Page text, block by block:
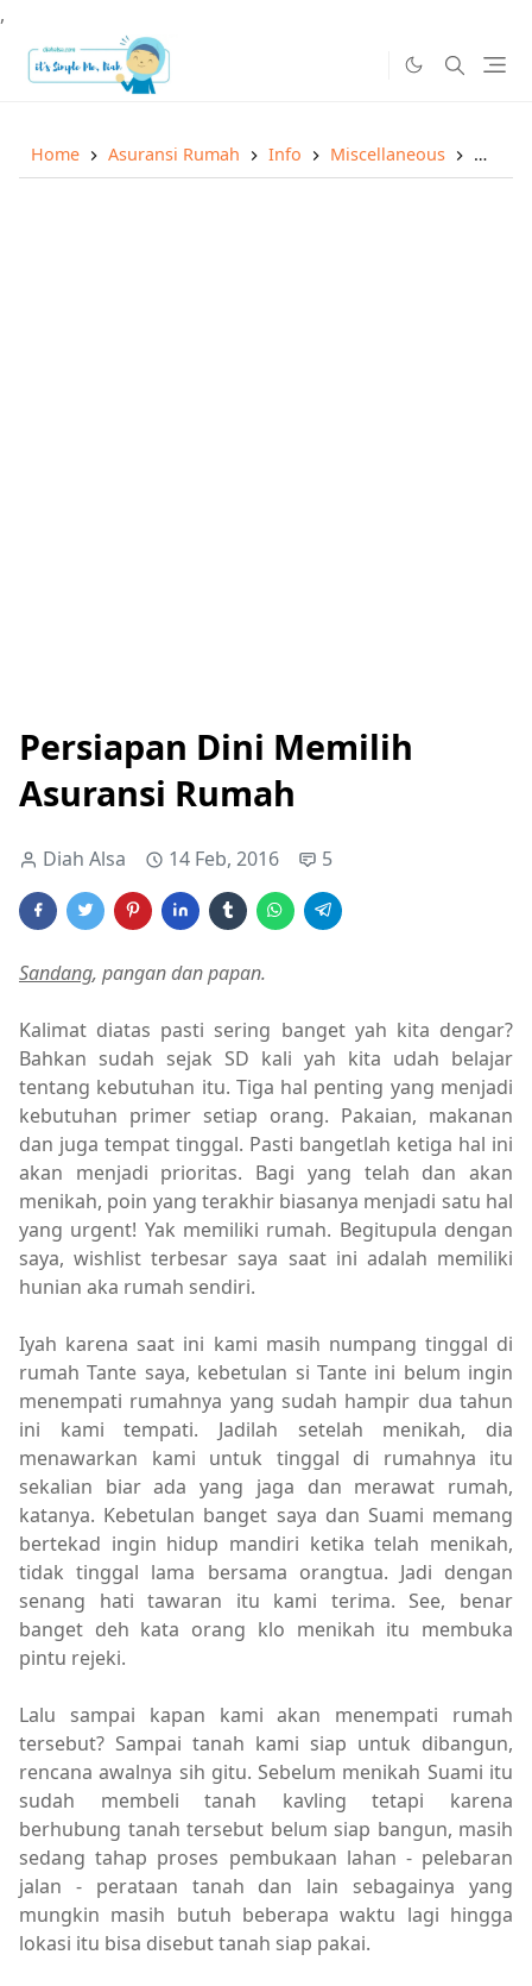
,
Home Asuransi Rumah Info Miscellaneous
Persiapan Dini Memilih
Asuransi Rumah
Diah Alsa 14 Feb, 2016 5
Sandang, pangan dan papan.
Kalimat diatas pasti sering banget yah kita dengar?
Bahkan sudah sejak SD kali yah kita udah belajar
tentang kebutuhan itu. Tiga hal penting yang menjadi
kebutuhan primer setiap orang. Pakaian, makanan
dan juga tempat tinggal. Pasti bangetlah ketiga hal ini
akan menjadi prioritas. Bagi yang telah dan akan
menikah, poin yang terakhir biasanya menjadi satu hal
yang urgent! Yak memiliki rumah. Begitupula dengan
saya, wishlist terbesar saya saat ini adalah memiliki
hunian aka rumah sendiri.
Iyah karena saat ini kami masih numpang tinggal di
rumah Tante saya, kebetulan si Tante ini belum ingin
menempati rumahnya yang sudah hampir dua tahun
ini kami tempati. Jadilah setelah menikah, dia
menawarkan kami untuk tinggal di rumahnya itu
sekalian biar ada yang jaga dan merawat rumah,
katanya. Kebetulan banget saya dan Suami memang
bertekad ingin hidup mandiri ketika telah menikah,
tidak tinggal lama bersama orangtua. Jadi dengan
senang hati tawaran itu kami terima. See, benar
banget deh kata orang klo menikah itu membuka
pintu rejeki.
Lalu sampai kapan kami akan menempati rumah
tersebut? Sampai tanah kami siap untuk dibangun,
rencana awalnya sih gitu. Sebelum menikah Suami itu
sudah membeli tanah kavling tetapi karena
berhubung tanah tersebut belum siap bangun, masih
sedang tahap proses pembukaan lahan - pelebaran
jalan - perataan tanah dan lain sebagainya yang
mungkin masih butuh beberapa waktu lagi hingga
lokasi itu bisa disebut tanah siap pakai.